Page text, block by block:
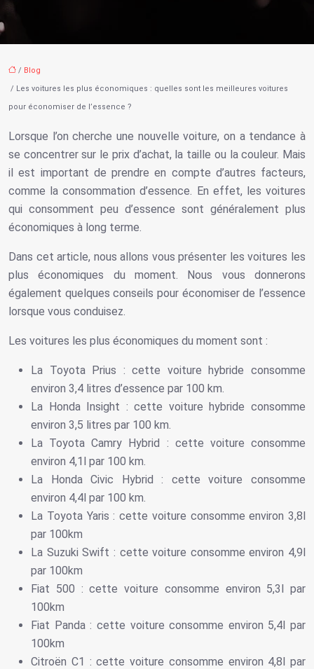
/ Blog
/ Les voitures les plus économiques : quelles sont les meilleures voitures
pour économiser de l’essence ?
Lorsque l’on cherche une nouvelle voiture, on a tendance à
se concentrer sur le prix d’achat, la taille ou la couleur. Mais
il est important de prendre en compte d’autres facteurs,
comme la consommation d’essence. En effet, les voitures
qui consomment peu d’essence sont généralement plus
économiques à long terme.
Dans cet article, nous allons vous présenter les voitures les
plus économiques du moment. Nous vous donnerons
également quelques conseils pour économiser de l’essence
lorsque vous conduisez.
Les voitures les plus économiques du moment sont :
La Toyota Prius : cette voiture hybride consomme
environ 3,4 litres d’essence par 100 km.
La Honda Insight : cette voiture hybride consomme
environ 3,5 litres par 100 km.
La Toyota Camry Hybrid : cette voiture consomme
environ 4,1l par 100 km.
La Honda Civic Hybrid : cette voiture consomme
environ 4,4l par 100 km.
La Toyota Yaris : cette voiture consomme environ 3,8l
par 100km
La Suzuki Swift : cette voiture consomme environ 4,9l
par 100km
Fiat 500 : cette voiture consomme environ 5,3l par
100km
Fiat Panda : cette voiture consomme environ 5,4l par
100km
Citroën C1 : cette voiture consomme environ 4,8l par